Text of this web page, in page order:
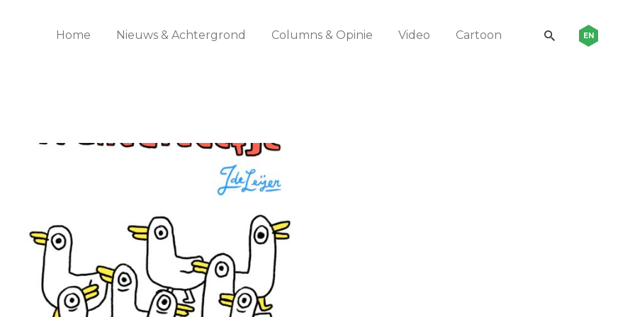
Home Nieuws & Achtergrond Columns & Opinie Video Cartoon EN